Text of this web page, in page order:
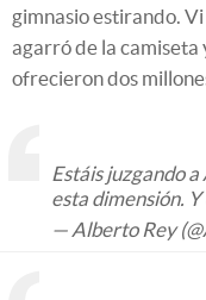
gimnasio estirando.
agarró de la camiseta
ofrecieron dos
Estáis juzgando
esta dimensión.
— Alberto Rey